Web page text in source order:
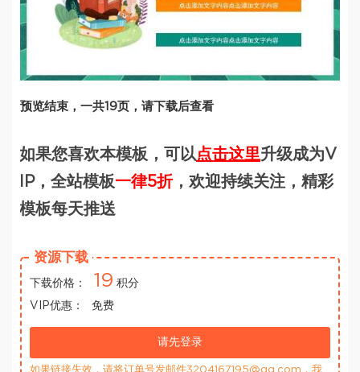
预览结束，一共19页，请下载后查看
如果您喜欢本模板，可以点击这里升级成为V
IP，全站模板一律5折，欢迎持续关注，精彩
模板每天推送
资源下载
下载价格： 19 积分
VIP优惠：
免费
请先登录